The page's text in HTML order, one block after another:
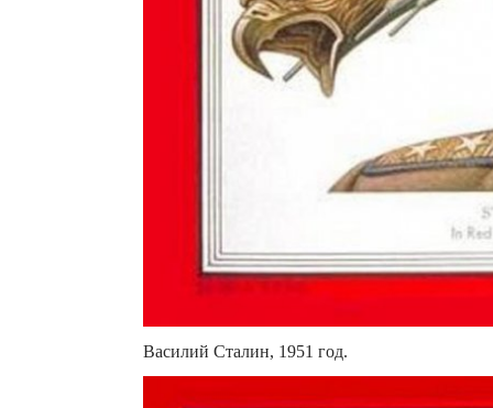
Василий Сталин, 1951 год.